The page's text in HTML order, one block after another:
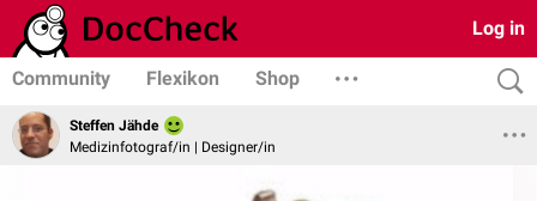
Log in
Community Flexikon Shop
Steffen Jähde
Medizinfotograf/in | Designer/in